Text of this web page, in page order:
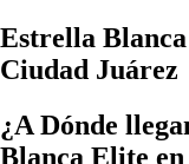
Estrella
Ciudad Juárez
¿A Dónde
Blanca Elite